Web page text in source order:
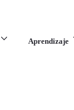
Aprendizaje